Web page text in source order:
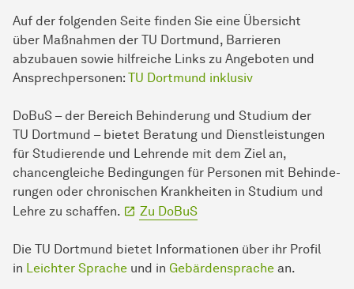
Auf der folgenden Seite finden Sie eine Übersicht
über Maß­nahmen der TU Dort­mund, Barrieren
abzubauen sowie hilfreiche Links zu An­ge­boten und
Ansprechpersonen: TU Dort­mund inklusiv
DoBuS – der Bereich Be­hin­derung und Studium der
TU Dort­mund – bietet Beratung und Dienstleistungen
für Stu­die­ren­de und Lehrende mit dem Ziel an,
chancengleiche Bedingungen für Personen mit Be­hin­de­
run­gen oder chronischen Krankheiten in Studium und
Lehre zu schaffen.
Zu DoBuS
Die TU Dort­mund bietet In­for­ma­ti­onen über ihr Profil
in Leichter Sprache und in Gebärdensprache an.